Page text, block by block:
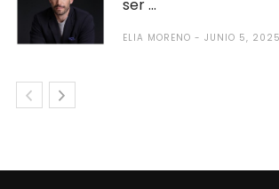
ser ...
ELIA MORENO JUNIO 5, 2025